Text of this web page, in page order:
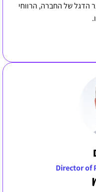
ואת מוצר הדגל של החברה, הרווחי
Director of